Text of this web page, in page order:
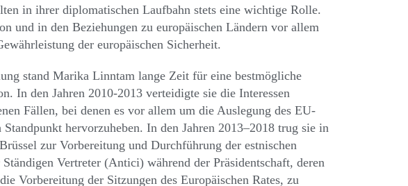
in ihrer diplomatischen Laufbahn stets eine wichtige Rolle.
und in den Beziehungen zu europäischen Ländern vor allem
der europäischen Sicherheit.
stand Marika Linntam lange Zeit für eine bestmögliche
In den Jahren 2010-2013 verteidigte sie die Interessen
Fällen, bei denen es vor allem um die Auslegung des EU-
hervorzuheben. In den Jahren 2013–2018 trug sie in
zur Vorbereitung und Durchführung der estnischen
Vertreter (Antici) während der Präsidentschaft, deren
Vorbereitung der Sitzungen des Europäischen Rates, zu